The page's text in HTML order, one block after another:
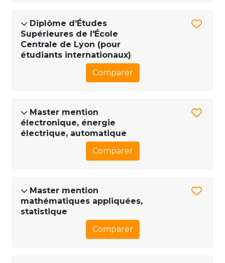
Diplôme d'Études
Supérieures de l'École
Centrale de Lyon (pour
étudiants internationaux)
Comparer
Master mention
électronique, énergie
électrique, automatique
Comparer
Master mention
mathématiques appliquées,
statistique
Comparer